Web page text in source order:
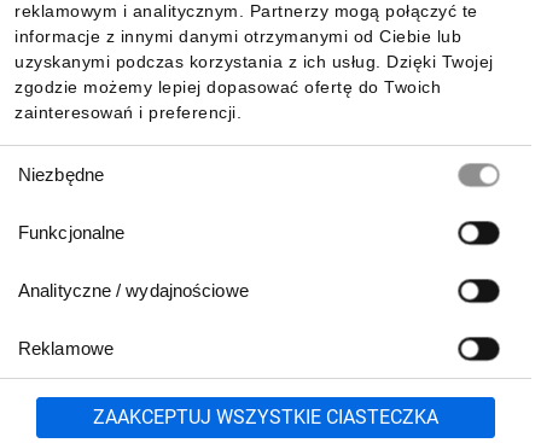
reklamowym i analitycznym. Partnerzy mogą połączyć te
informacje z innymi danymi otrzymanymi od Ciebie lub
uzyskanymi podczas korzystania z ich usług. Dzięki Twojej
zgodzie możemy lepiej dopasować ofertę do Twoich
zainteresowań i preferencji.
zgody
Niezbędne
Funkcjonalne
Analityczne / wydajnościowe
Reklamowe
ZAAKCEPTUJ WSZYSTKIE CIASTECZKA
Informacje
Pobierz naszą aplikację mobilną: